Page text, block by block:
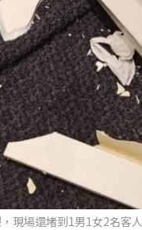
現場還堵到1男1女2名客